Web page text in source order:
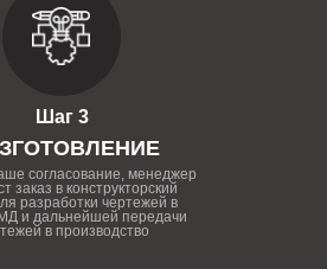
Шаг 3
согласование, менеджер
заказ в конструкторский
разработки чертежей в
и дальнейшей передачи
в производство